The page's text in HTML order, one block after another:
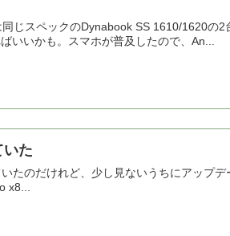
じスペックのDynabook SS 1610/1620の2
いいかも。スマホが普及したので、An...
た
のだけれど、少し見ないうちにアップデ
x8...